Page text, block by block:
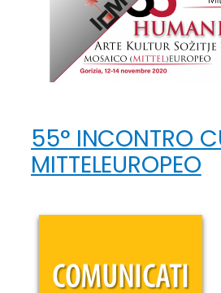
55° INCONTRO
MITTELEUROPEO